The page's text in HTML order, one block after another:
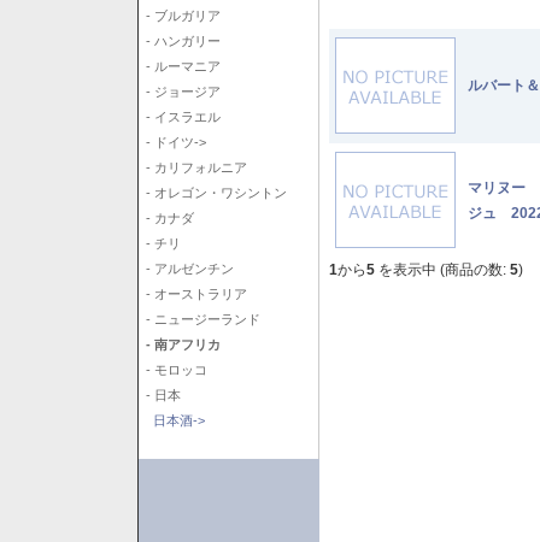
- ブルガリア
- ハンガリー
- ルーマニア
- ジョージア
- イスラエル
- ドイツ->
- カリフォルニア
- オレゴン・ワシントン
- カナダ
- チリ
- アルゼンチン
- オーストラリア
- ニュージーランド
- 南アフリカ
- モロッコ
- 日本
日本酒->
ルバート
マリヌー
ジュ
1から5 を表示中 (商品の数: 5)